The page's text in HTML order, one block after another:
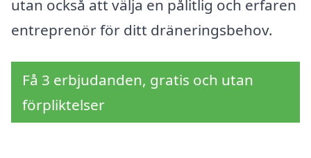
utan också att välja en pålitlig och erfaren
entreprenör för ditt dräneringsbehov.
Få 3 erbjudanden, gratis och utan
förpliktelser